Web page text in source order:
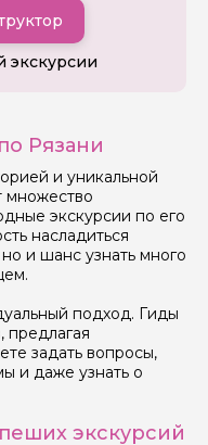
экскурсии
Рязани
и уникальной
множество
экскурсии по его
насладиться
и шанс узнать много
подход. Гиды
предлагая
задать вопросы,
и даже узнать о
экскурсий